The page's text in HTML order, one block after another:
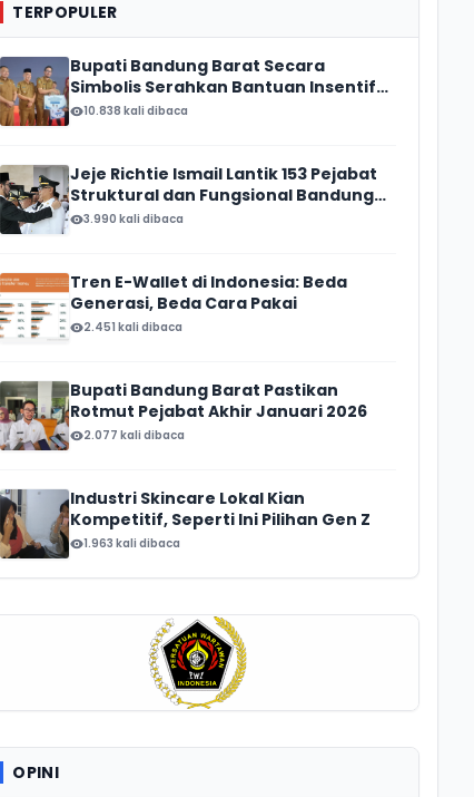
TERPOPULER
Bupati Bandung Barat Secara
Simbolis Serahkan Bantuan Insentif
Ketua RT/ RW, Total Anggaran
10.838 kali dibaca
Jeje Richtie Ismail Lantik 153 Pejabat
Struktural dan Fungsional Bandung
Barat
3.990 kali dibaca
Tren E-Wallet di Indonesia: Beda
Generasi, Beda Cara Pakai
2.451 kali dibaca
Bupati Bandung Barat Pastikan
Rotmut Pejabat Akhir Januari 2026
2.077 kali dibaca
Industri Skincare Lokal Kian
Kompetitif, Seperti Ini Pilihan Gen Z
1.963 kali dibaca
OPINI